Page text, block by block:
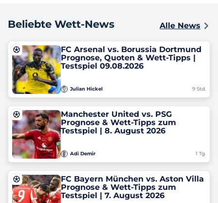
Beliebte Wett-News Alle News
FC Arsenal vs. Borussia Dortmund
Prognose, Quoten & Wett-Tipps |
Testspiel 09.08.2026
Julian Hickel 9 Std.
Manchester United vs. PSG
Prognose & Wett-Tipps zum
Testspiel | 8. August 2026
Adi Demir 1 Tg.
FC Bayern München vs. Aston Villa
Prognose & Wett-Tipps zum
Testspiel | 7. August 2026